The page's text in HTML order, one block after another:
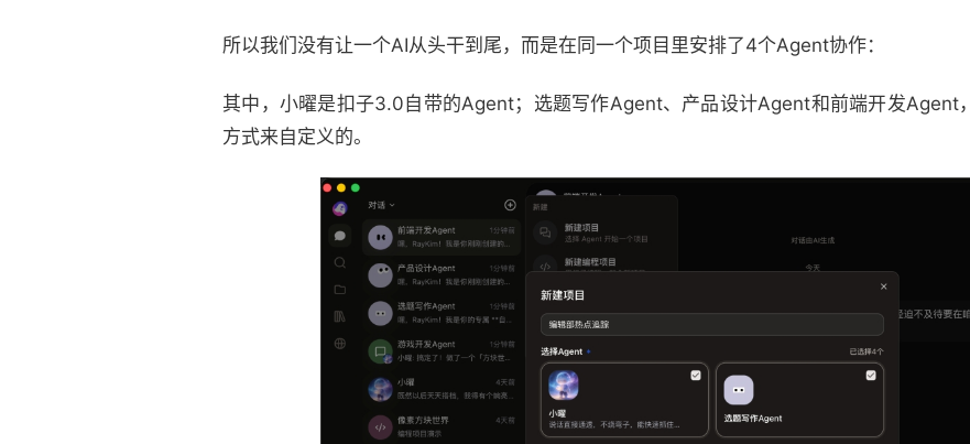
所以我们没有让一个AI从头干到尾，而是在同一个项目里安排了4个Agent协作：
其中，小曜是扣子3.0自带的Agent；选题写作Agent、产品设计Agent和前端开发Agent
方式来自定义的。